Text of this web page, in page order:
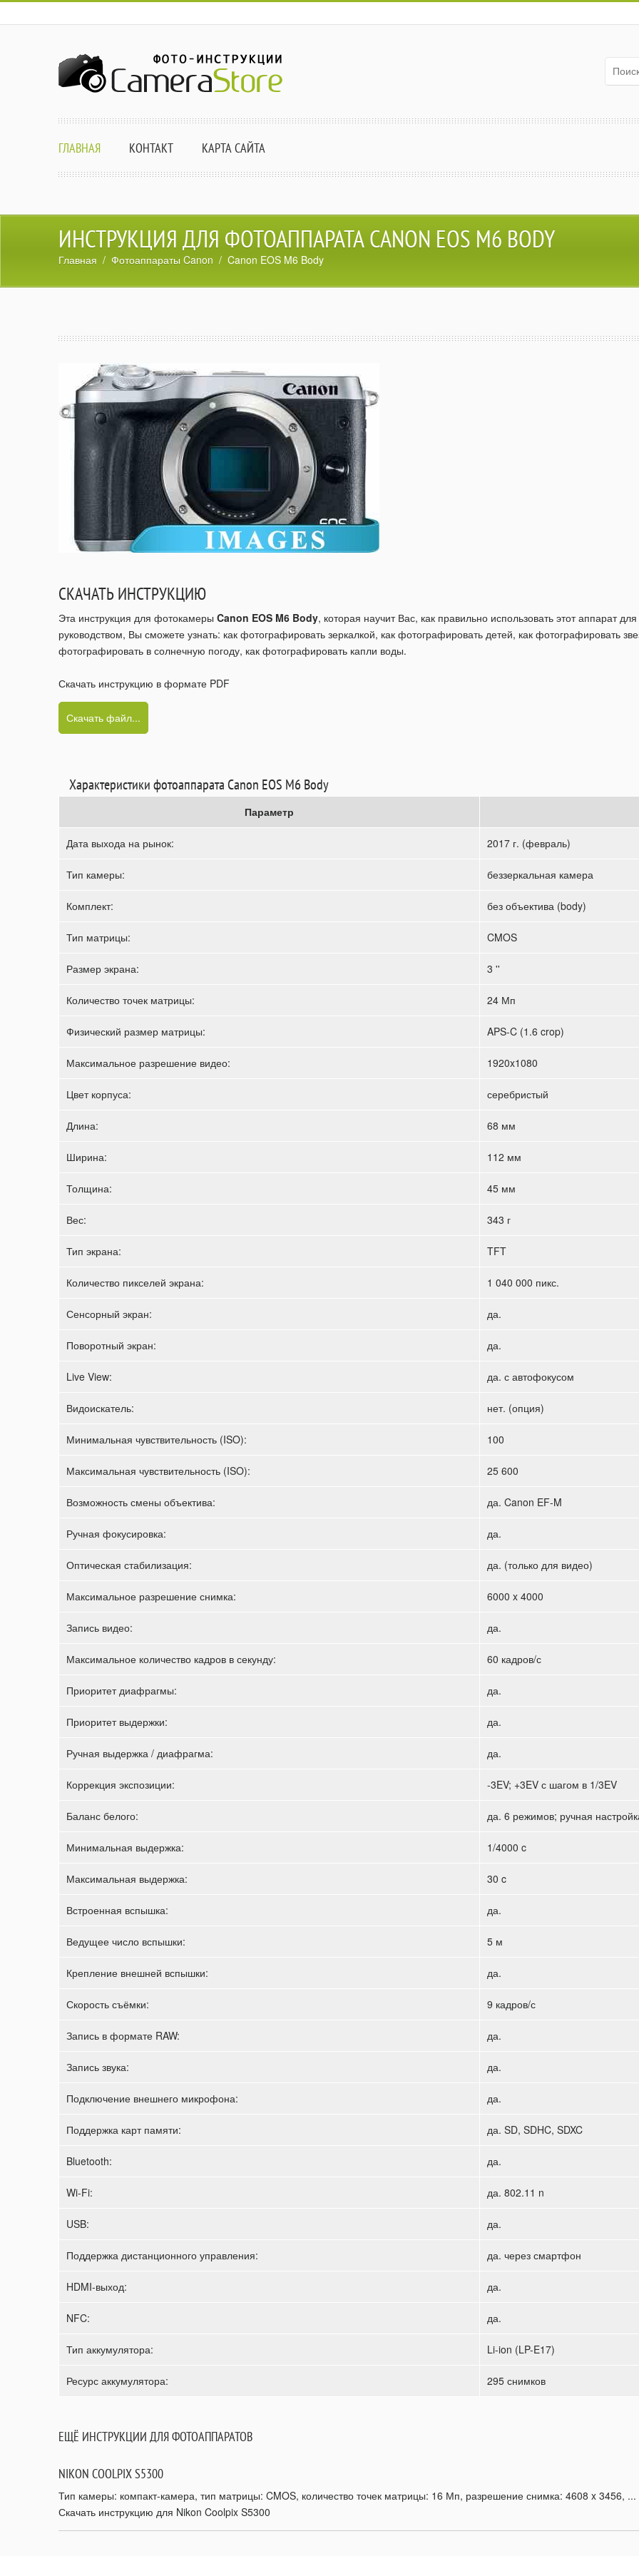
ГЛАВНАЯ КОНТАКТ КАРТА САЙТА
ИНСТРУКЦИЯ ДЛЯ ФОТОАППАРАТА CANON EOS M6 BODY
Главная / Фотоаппараты Canon / Canon EOS M6 Body
СКАЧАТЬ ИНСТРУКЦИЮ
Эта инструкция для фотокамеры Canon EOS M6 Body, которая научит Вас, как правильно использовать этот аппарат
руководством, Вы сможете узнать: как фотографировать зеркалкой, как фотографировать детей, как фотографировать
фотографировать в солнечную погоду, как фотографировать капли воды.
Скачать инструкцию в формате PDF
Скачать файл...
Характеристики фотоаппарата Canon EOS M6 Body
Параметр
Дата выхода на рынок: 2017 г. (февраль)
Тип камеры: беззеркальная камера
Комплект: без объектива (body)
Тип матрицы: CMOS
Размер экрана: 3 ''
Количество точек матрицы: 24 Мп
Физический размер матрицы: APS-C (1.6 crop)
Максимальное разрешение видео: 1920x1080
Цвет корпуса: серебристый
Длина: 68 мм
Ширина: 112 мм
Толщина: 45 мм
Вес: 343 г
Тип экрана: TFT
Количество пикселей экрана: 1 040 000 пикс.
Сенсорный экран: да.
Поворотный экран: да.
Live View: да. с автофокусом
Видоискатель: нет. (опция)
Минимальная чувствительность (ISO): 100
Максимальная чувствительность (ISO): 25 600
Возможность смены объектива: да. Canon EF-M
Ручная фокусировка: да.
Оптическая стабилизация: да. (только для видео)
Максимальное разрешение снимка: 6000 x 4000
Запись видео: да.
Максимальное количество кадров в секунду: 60 кадров/с
Приоритет диафрагмы: да.
Приоритет выдержки: да.
Ручная выдержка / диафрагма: да.
Коррекция экспозиции: -3EV; +3EV с шагом в 1/3EV
Баланс белого: да. 6 режимов; ручная
Минимальная выдержка: 1/4000 c
Максимальная выдержка: 30 c
Встроенная вспышка: да.
Ведущее число вспышки: 5 м
Крепление внешней вспышки: да.
Скорость съёмки: 9 кадров/с
Запись в формате RAW: да.
Запись звука: да.
Подключение внешнего микрофона: да.
Поддержка карт памяти: да. SD, SDHC, SDXC
Bluetooth: да.
Wi-Fi: да. 802.11 n
USB: да.
Поддержка дистанционного управления: да. через смартфон
HDMI-выход: да.
NFC: да.
Тип аккумулятора: Li-ion (LP-E17)
Ресурс аккумулятора: 295 снимков
ЕЩЁ ИНСТРУКЦИИ ДЛЯ ФОТОАППАРАТОВ
NIKON COOLPIX S5300
Тип камеры: компакт-камера, тип матрицы: CMOS, количество точек матрицы: 16 Мп, разрешение снимка: 4608 x 3456, ...
Скачать инструкцию для Nikon Coolpix S5300